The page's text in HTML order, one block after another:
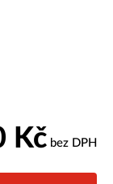
Kč bez DPH